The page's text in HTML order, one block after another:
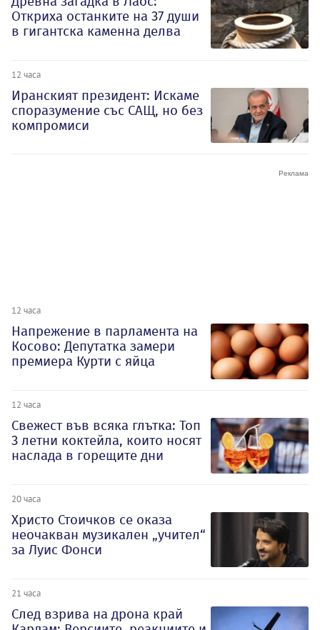
Откриха останките на 37 души
в гигантска каменна делва
12 часа
Иранският президент: Искаме
споразумение със САЩ, но без
компромиси
12 часа
Напрежение в парламента на
Косово: Депутатка замери
премиера Курти с яйца
12 часа
Свежест във всяка глътка: Топ
3 летни коктейла, които носят
наслада в горещите дни
20 часа
Христо Стоичков се оказа
неочакван музикален „учител“
за Луис Фонси
21 часа
След взрива на дрона край